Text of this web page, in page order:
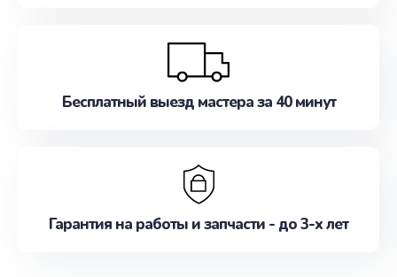
Бесплатный выезд мастера за 40 минут
Гарантия на работы и запчасти - до 3-х лет